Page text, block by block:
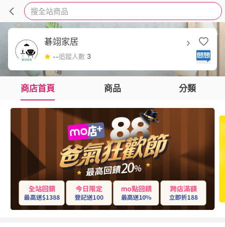
搜全站商品
碁翊家居
--追蹤人數 3
商店首頁 商品 分類